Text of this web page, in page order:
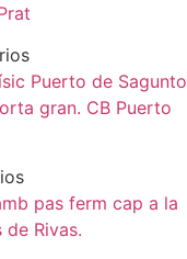
Puerto de Sagunto
gran. CB Puerto
pas ferm cap a la
de Rivas.